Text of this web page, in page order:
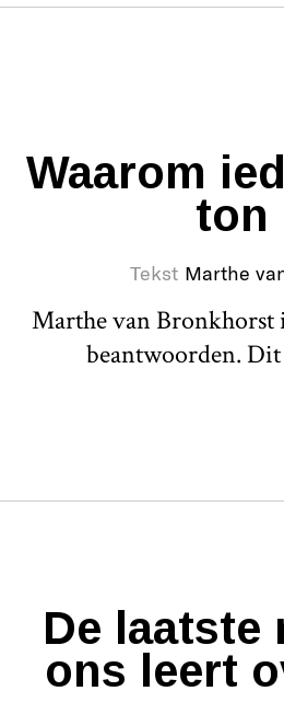
Waarom
ton
Tekst Marthe
Marthe van Bronkhorst
beantwoorden.
De laatste
ons leert